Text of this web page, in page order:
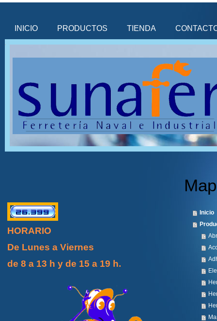
INICIO PRODUCTOS TIENDA
Inicio
HORARIO
De Lunes a Viernes
de 8 a 13 h y de 15 a 19 h.